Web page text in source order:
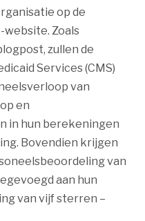
op de
website. Zoals
zullen de
Services (CMS)
van
en
in hun berekeningen
Bovendien krijgen
van
aan hun
van vijf sterren –